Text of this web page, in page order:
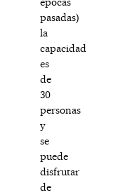
pasadas)
la
capacidad
es
de
30
personas
y
se
puede
disfrutar
de